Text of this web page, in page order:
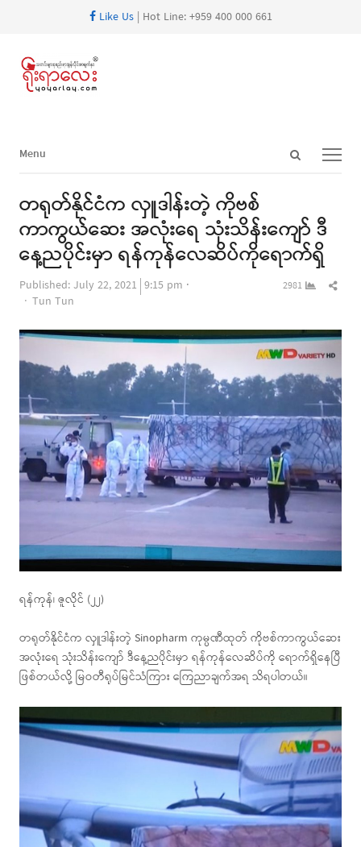
Like Us| Hot Line: +959 400 000 661
Open
Menu
Menu
တရုတ်နိုင်ငံက လှူဒါန်းတဲ့ ကိုဗစ်
ကာကွယ်ဆေး အလုံးရေ သုံးသိန်းကျော် ဒီ
နေ့ညပိုင်းမှာ ရန်ကုန်လေဆိပ်ကိုရောက်ရှိ
Published:July 22, 2021 9:15 pm
Author
Tun Tun
2981
ရန်ကုန်၊ ဇူလိုင် (၂၂)
တရုတ်နိုင်ငံက လှူဒါန်းတဲ့ Sinopharm ကုမ္ပဏီထုတ် ကိုဗစ်ကာကွယ်ဆေး
အလုံးရေ သုံးသိန်းကျော် ဒီနေ့ညပိုင်းမှာ ရန်ကုန်လေဆိပ်ကို ရောက်ရှိနေပြီ
ဖြစ်တယ်လို့ မြဝတီရုပ်မြင်သံကြား ကြေညာချက်အရ သိရပါတယ်။